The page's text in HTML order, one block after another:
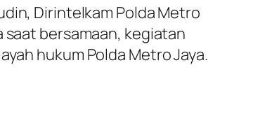
Dirintelkam Polda Metro
saat bersamaan, kegiatan
hukum Polda Metro Jaya.